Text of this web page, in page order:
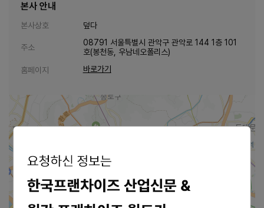
본사 안내
본사상호 덮다
주소
08791 서울특별시 관악구 관악로 144 1층 101
호(봉천동, 우남네오폴리스)
홈페이지
바로가기
2km
가맹점 지도로 보기